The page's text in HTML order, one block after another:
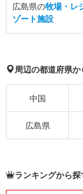
広島県の牧場・レ
ゾート施設
周辺の都道府県
中国
広島県
ランキングから探